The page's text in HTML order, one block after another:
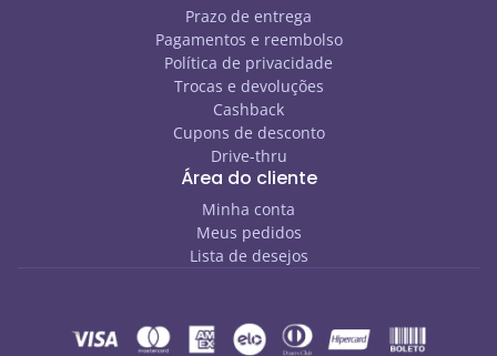
Prazo de entrega
Pagamentos e reembolso
Política de privacidade
Trocas e devoluções
Cashback
Cupons de desconto
Drive-thru
Área do cliente
Minha conta
Meus pedidos
Lista de desejos